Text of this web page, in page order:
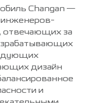
и не является
информации
к ближайшему
Рус".
может быть
Уточняйте
Changan —
инженеров-
отвечающих за
дизайн
и